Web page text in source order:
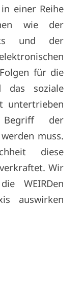
einer Reihe
wie der
und der
für die
das soziale
untertrieben
der
muss.
diese
Wir
WEIRDen
auswirken